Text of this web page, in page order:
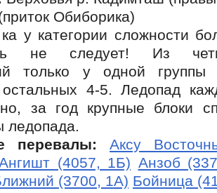
Обиборика)
ка у категории сложности
не следует! Из
только у одной группы
4-5. Ледопад
за год крупные блоки
ледопада.
перевалы:
Аксу
(4057, 1Б) Анзоб
(3700, 1А) Бойница